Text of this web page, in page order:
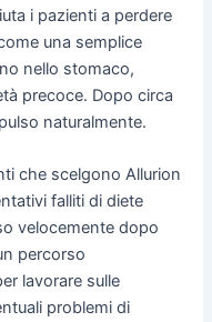
i pazienti a perdere
una semplice
nello stomaco,
precoce. Dopo circa
naturalmente.
che scelgono Allurion
falliti di diete
velocemente dopo
percorso
lavorare sulle
problemi di